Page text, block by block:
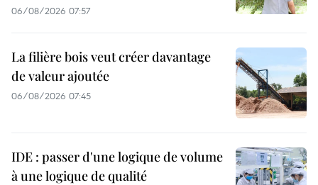
06/08/2026 07:57
La filière bois veut créer davantage
de valeur ajoutée
06/08/2026 07:45
IDE : passer d'une logique de volume
à une logique de qualité